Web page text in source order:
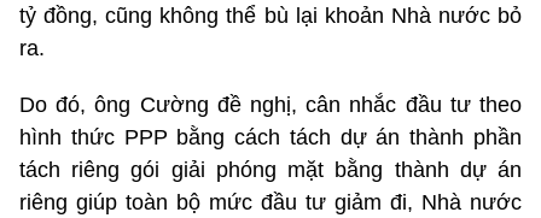
tỷ đồng, cũng không thể bù lại khoản Nhà nước bỏ
ra.
Do đó, ông Cường đề nghị, cân nhắc đầu tư theo
hình thức PPP bằng cách tách dự án thành phần
tách riêng gói giải phóng mặt bằng thành dự án
riêng giúp toàn bộ mức đầu tư giảm đi, Nhà nước